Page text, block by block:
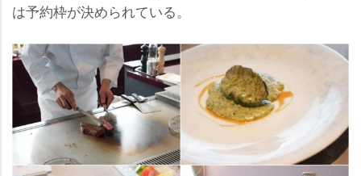
は予約枠が決められている。